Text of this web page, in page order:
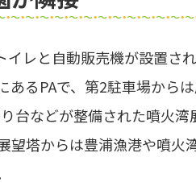
レと自動販売機が設置され
るPAで、第2駐車場から
台などが整備された噴火
望塔からは豊浦漁港や噴火